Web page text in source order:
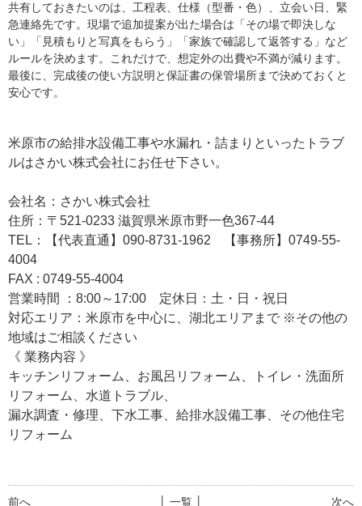
共有しておきたいのは、工程表、仕様（型番・色）、立会い日、緊
急連絡先です。現場で追加提案が出た場合は「その場で即決しな
い」「見積もりと写真をもらう」「家族で確認して返答する」など
ルールを決めます。これだけで、想定外の出費や不満が減ります。
最後に、完成後の使い方説明と保証書の保管場所まで決めておくと
安心です。
米原市の給排水設備工事や水漏れ・詰まりといったトラブ
ルはさかい株式会社にお任せ下さい。
会社名：さかい株式会社
住所：〒521-0233 滋賀県米原市野一色367-44
TEL：【代表直通】090-8731-1962 【事務所】0749-55-
4004
FAX : 0749-55-4004
営業時間 ：8:00～17:00 定休日：土・日・祝日
対応エリア：米原市を中心に、湖北エリアまで ※その他の
地域はご相談ください
《 業務内容 》
キッチンリフォーム、お風呂リフォーム、トイレ・洗面所
リフォーム、水道トラブル、
漏水調査・修理、下水工事、給排水設備工事、その他住宅
リフォーム
前へ 次へ
│ 一覧 │